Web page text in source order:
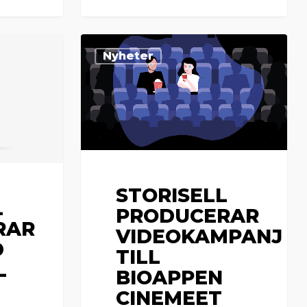
producerar
videokampanj
till
bioappen
Nyheter
STORISELL
PRODUCERAR
VIDEOKAMPANJ
TILL
BIOAPPEN
CINEMEET